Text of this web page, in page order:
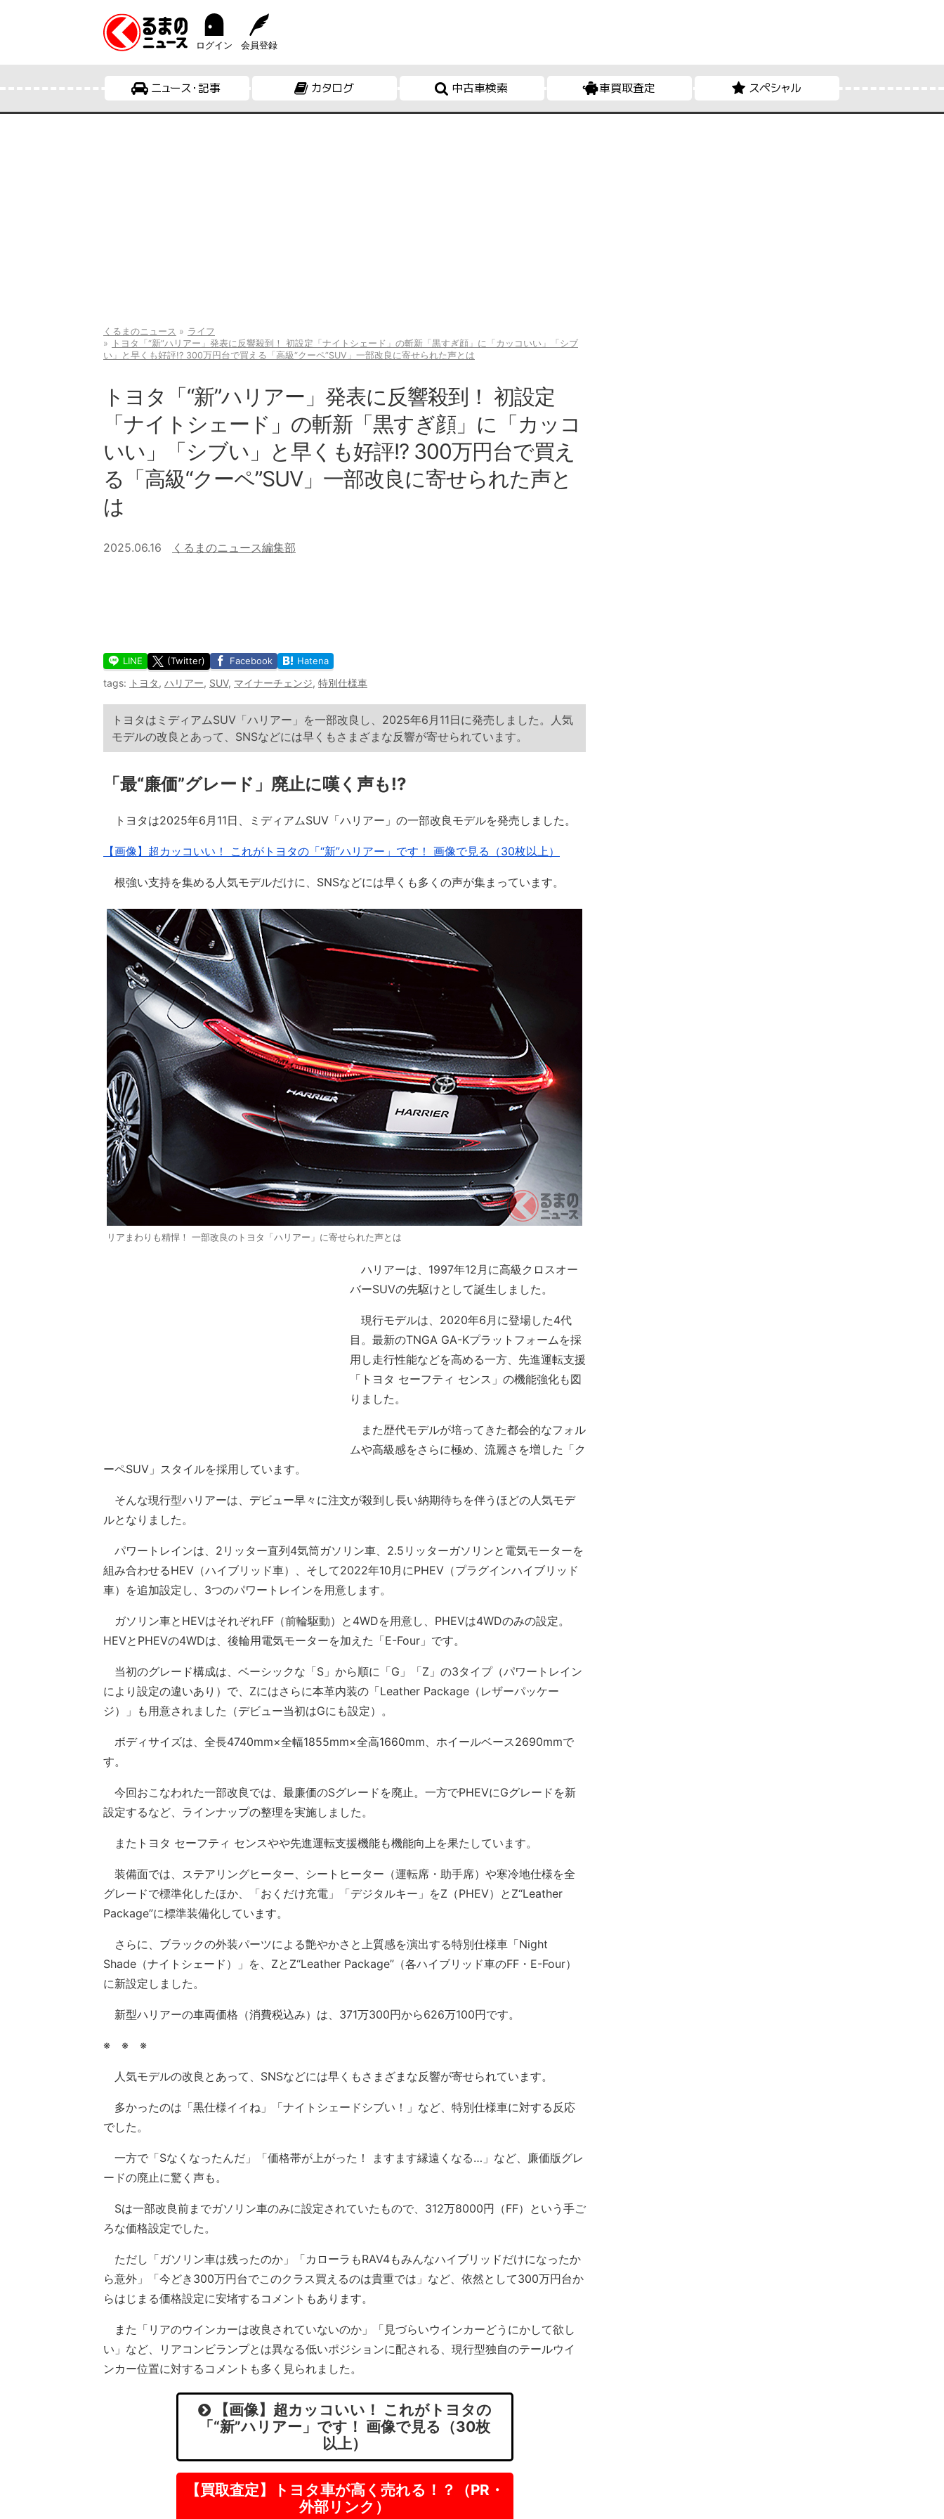
ログイン 会員登録
ニュース・記事 カタログ 中古車検索 車買取査定 スペシャル
くるまのニュース
ライフ
トヨタ「“新”ハリアー」発表に反響殺到！ 初設定「ナイトシェード」の斬新「黒すぎ顔」に「カッコいい」「シブ
い」と早くも好評!? 300万円台で買える「高級“クーペ”SUV」一部改良に寄せられた声とは
トヨタ「“新”ハリアー」発表に反響殺到！ 初設定
「ナイトシェード」の斬新「黒すぎ顔」に「カッコ
いい」「シブい」と早くも好評!? 300万円台で買え
る「高級“クーペ”SUV」一部改良に寄せられた声と
は
2025.06.16 くるまのニュース編集部
LINE (Twitter) Facebook Hatena
tags: トヨタ, ハリアー, SUV, マイナーチェンジ, 特別仕様車
トヨタはミディアムSUV「ハリアー」を一部改良し、2025年6月11日に発売しました。人気
モデルの改良とあって、SNSなどには早くもさまざまな反響が寄せられています。
「最“廉価”グレード」廃止に嘆く声も!?
トヨタは2025年6月11日、ミディアムSUV「ハリアー」の一部改良モデルを発売しました。
【画像】超カッコいい！ これがトヨタの「“新”ハリアー」です！ 画像で見る（30枚以上）
根強い支持を集める人気モデルだけに、SNSなどには早くも多くの声が集まっています。
リアまわりも精悍！ 一部改良のトヨタ「ハリアー」に寄せられた声とは
ハリアーは、1997年12月に高級クロスオー
バーSUVの先駆けとして誕生しました。
現行モデルは、2020年6月に登場した4代
目。最新のTNGA GA-Kプラットフォームを採
用し走行性能などを高める一方、先進運転支援
「トヨタ セーフティ センス」の機能強化も図
りました。
また歴代モデルが培ってきた都会的なフォル
ムや高級感をさらに極め、流麗さを増した「ク
ーペSUV」スタイルを採用しています。
そんな現行型ハリアーは、デビュー早々に注文が殺到し長い納期待ちを伴うほどの人気モデ
ルとなりました。
パワートレインは、2リッター直列4気筒ガソリン車、2.5リッターガソリンと電気モーターを
組み合わせるHEV（ハイブリッド車）、そして2022年10月にPHEV（プラグインハイブリッド
車）を追加設定し、3つのパワートレインを用意します。
ガソリン車とHEVはそれぞれFF（前輪駆動）と4WDを用意し、PHEVは4WDのみの設定。
HEVとPHEVの4WDは、後輪用電気モーターを加えた「E-Four」です。
当初のグレード構成は、ベーシックな「S」から順に「G」「Z」の3タイプ（パワートレイン
により設定の違いあり）で、Zにはさらに本革内装の「Leather Package（レザーパッケー
ジ）」も用意されました（デビュー当初はGにも設定）。
ボディサイズは、全長4740mm×全幅1855mm×全高1660mm、ホイールベース2690mmで
す。
今回おこなわれた一部改良では、最廉価のSグレードを廃止。一方でPHEVにGグレードを新
設定するなど、ラインナップの整理を実施しました。
またトヨタ セーフティ センスやや先進運転支援機能も機能向上を果たしています。
装備面では、ステアリングヒーター、シートヒーター（運転席・助手席）や寒冷地仕様を全
グレードで標準化したほか、「おくだけ充電」「デジタルキー」をZ（PHEV）とZ“Leather
Package”に標準装備化しています。
さらに、ブラックの外装パーツによる艶やかさと上質感を演出する特別仕様車「Night
Shade（ナイトシェード）」を、ZとZ“Leather Package”（各ハイブリッド車のFF・E-Four）
に新設定しました。
新型ハリアーの車両価格（消費税込み）は、371万300円から626万100円です。
※ ※ ※
人気モデルの改良とあって、SNSなどには早くもさまざまな反響が寄せられています。
多かったのは「黒仕様イイね」「ナイトシェードシブい！」など、特別仕様車に対する反応
でした。
一方で「Sなくなったんだ」「価格帯が上がった！ ますます縁遠くなる…」など、廉価版グレ
ードの廃止に驚く声も。
Sは一部改良前までガソリン車のみに設定されていたもので、312万8000円（FF）という手ご
ろな価格設定でした。
ただし「ガソリン車は残ったのか」「カローラもRAV4もみんなハイブリッドだけになったか
ら意外」「今どき300万円台でこのクラス買えるのは貴重では」など、依然として300万円台か
らはじまる価格設定に安堵するコメントもあります。
また「リアのウインカーは改良されていないのか」「見づらいウインカーどうにかして欲し
い」など、リアコンビランプとは異なる低いポジションに配される、現行型独自のテールウイ
ンカー位置に対するコメントも多く見られました。
【画像】超カッコいい！ これがトヨタの
「“新”ハリアー」です！ 画像で見る（30枚
以上）
【買取査定】トヨタ車が高く売れる！？（PR・
外部リンク）